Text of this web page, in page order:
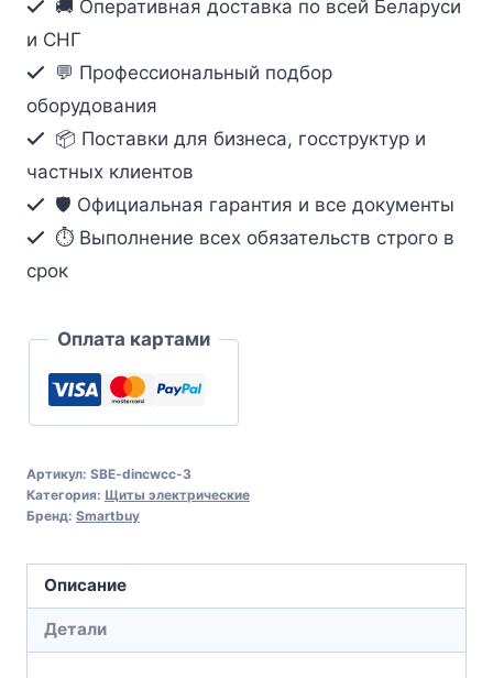
рычажками
на
DIN-
рейку
проходная
3
полюс
(SBE-
dincwcc-
3)
🚚 Оперативная доставка по всей Беларуси
и СНГ
💬 Профессиональный подбор
оборудования
📦 Поставки для бизнеса, госструктур и
частных клиентов
🛡️ Официальная гарантия и все документы
⏱ Выполнение всех обязательств строго в
срок
Оплата картами
Артикул: SBE-dincwcc-3
Категория: Щиты электрические
Бренд: Smartbuy
Описание
Детали